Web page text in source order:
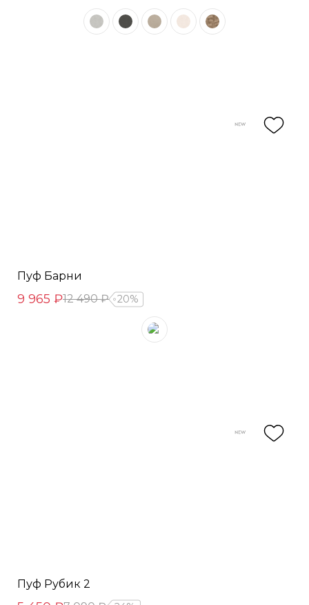
Пуф Барни
9 965 ₽12 490 ₽ 20%
Пуф Рубик 2